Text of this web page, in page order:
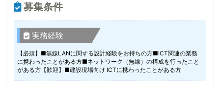
募集条件
実務経験
【必須】■無線LANに関する設計経験をお持ちの方■ICT関連の業務
に携わったことがある方■ネットワーク（無線）の構成を行ったこと
がある方【歓迎】■建設現場向け ICTに携わったことがある方